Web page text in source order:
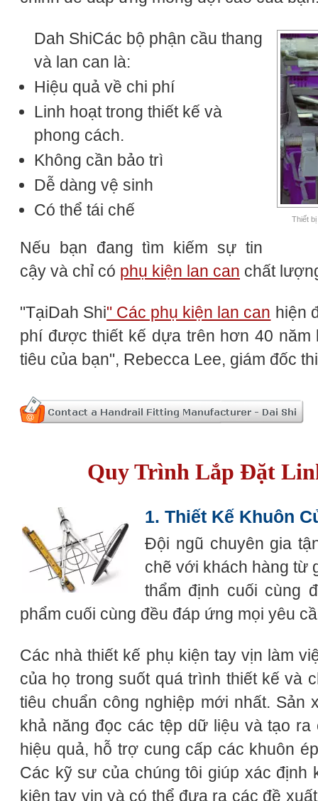
Thiết
Dah ShiCác bộ phận cầu thang
và lan can là:
Hiệu quả về chi phí
Linh hoạt trong thiết kế và
phong cách.
Không cần bảo trì
Dễ dàng vệ sinh
Có thể tái chế
Nếu bạn đang tìm kiếm sự tin
cậy và chỉ có phụ kiện lan can chất
"TạiDah Shi" Các phụ kiện lan can hiện
phí được thiết kế dựa trên hơn 40
tiêu của bạn", Rebecca Lee, giám đốc
Quy Trình Lắp Đặt
1. Thiết Kế Khuôn
Đội ngũ chuyên gia
chẽ với khách hàng từ
thẩm định cuối cùng
phẩm cuối cùng đều đáp ứng mọi yêu
Các nhà thiết kế phụ kiện tay vịn làm
của họ trong suốt quá trình thiết kế và
tiêu chuẩn công nghiệp mới nhất. Sản
khả năng đọc các tệp dữ liệu và tạo
hiệu quả, hỗ trợ cung cấp các khuôn
Các kỹ sư của chúng tôi giúp xác định
kiện tay vịn và có thể đưa ra các đề